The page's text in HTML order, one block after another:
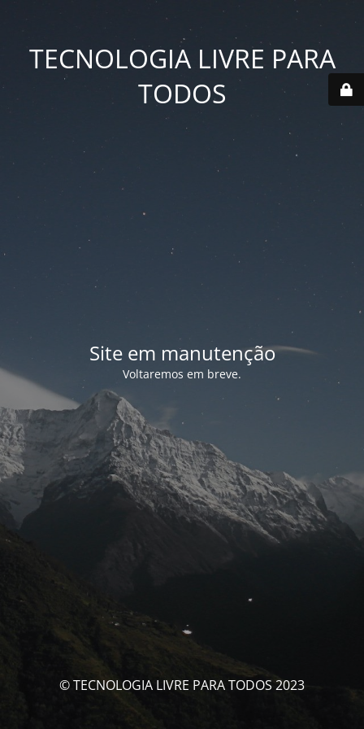
TECNOLOGIA LIVRE PARA
TODOS
Site em manutenção
Voltaremos em breve.
© TECNOLOGIA LIVRE PARA TODOS 2023